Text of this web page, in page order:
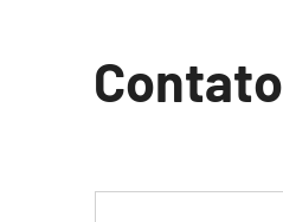
Contato